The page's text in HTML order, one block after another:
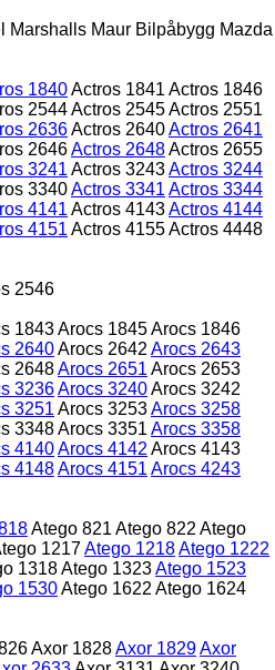
Marshalls Maur Bilpåbygg Mazda
1840Actros 1841 Actros 1846
2544Actros 2545Actros 2551
2636Actros 2640Actros 2641
2646Actros 2648Actros 2655
3241 Actros 3243Actros 3244
3340Actros 3341 Actros 3344
4141 Actros 4143Actros 4144
4151 Actros 4155Actros 4448
2546
1843Arocs 1845Arocs 1846
2640Arocs 2642 Arocs 2643
2648Arocs 2651 Arocs 2653
3236Arocs 3240Arocs 3242
3251 Arocs 3253Arocs 3258
3348Arocs 3351 Arocs 3358
4140Arocs 4142 Arocs 4143
4148Arocs 4151 Arocs 4243
Atego 821 Atego 822 Atego
1217Atego 1218Atego 1222
1318Atego 1323Atego 1523
1530Atego 1622 Atego 1624
Axor 1828Axor 1829Axor